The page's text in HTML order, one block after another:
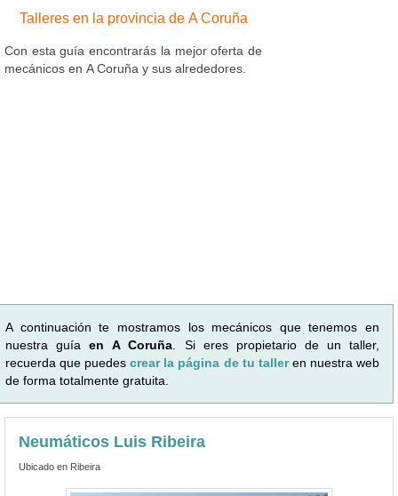
Talleres en la provincia de A Coruña
Con esta guía encontrarás la mejor oferta de
mecánicos en A Coruña y sus alrededores.
A continuación te mostramos los mecánicos que tenemos en
nuestra guíaen A Coruña . Si eres propietario de un taller,
recuerda que puedescrear la página de tu talleren nuestra web
de forma totalmente gratuita.
Neumáticos Luis Ribeira
Ubicado en Ribeira